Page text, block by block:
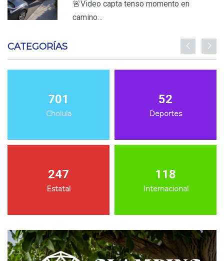
🚨Video capta tenso momento en
camino…
CATEGORÍAS
701
Cholula
52
Deportes
247
Estatal
118
Internacional